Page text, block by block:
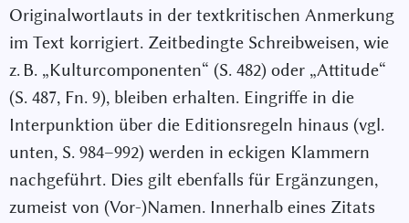
Originalwortlauts in der textkritischen Anmerkung
im Text korrigiert. Zeitbedingte Schreibweisen, wie
z. B. „Kulturcomponenten“ (S. 482) oder „Attitude“
(S. 487, Fn. 9), bleiben erhalten. Eingriffe in die
Interpunktion über die Editionsregeln hinaus (vgl.
unten, S. 984–992) werden in eckigen Klammern
nachgeführt. Dies gilt ebenfalls für Ergänzungen,
zumeist von (Vor-)Namen. Innerhalb eines Zitats